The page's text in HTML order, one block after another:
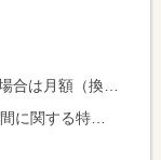
は時間額を表示しています。